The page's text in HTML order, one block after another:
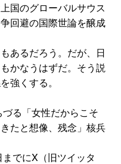
国のグローバルサウス
回避の国際世論を醸成
あるだろう。だが、日
かなうはずだ。そう説
強くする。
づる「女性だからこそ
たと想像、残念」核兵
でにX（旧ツイッタ